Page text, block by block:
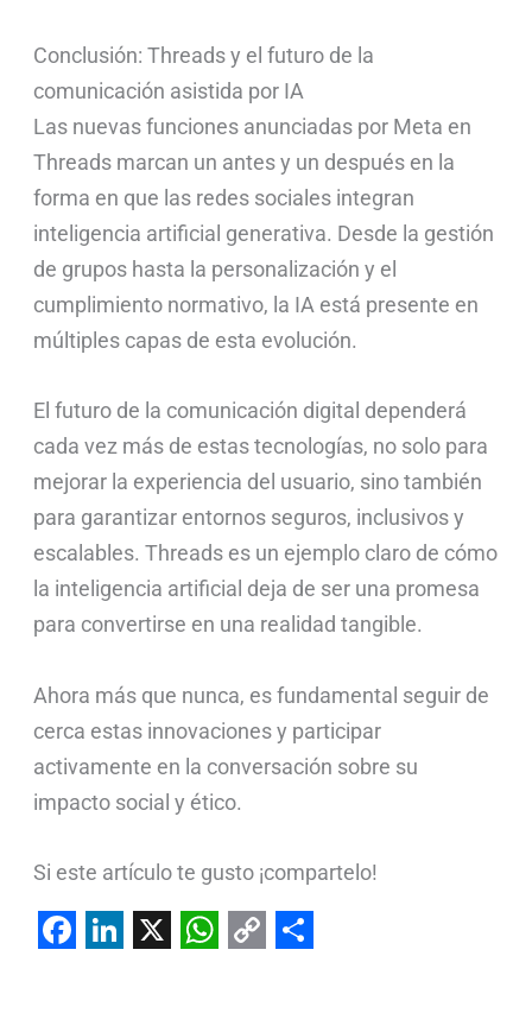
Conclusión: Threads y el futuro de la
comunicación asistida por IA
Las nuevas funciones anunciadas por Meta en
Threads marcan un antes y un después en la
forma en que las redes sociales integran
inteligencia artificial generativa. Desde la gestión
de grupos hasta la personalización y el
cumplimiento normativo, la IA está presente en
múltiples capas de esta evolución.
El futuro de la comunicación digital dependerá
cada vez más de estas tecnologías, no solo para
mejorar la experiencia del usuario, sino también
para garantizar entornos seguros, inclusivos y
escalables. Threads es un ejemplo claro de cómo
la inteligencia artificial deja de ser una promesa
para convertirse en una realidad tangible.
Ahora más que nunca, es fundamental seguir de
cerca estas innovaciones y participar
activamente en la conversación sobre su
impacto social y ético.
Si este artículo te gusto ¡compartelo!